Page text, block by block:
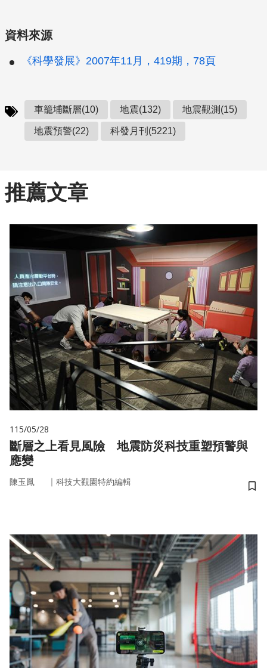
資料來源
《科學發展》2007年11月，419期，78頁
車籠埔斷層(10) 地震(132) 地震觀測(15)
地震預警(22) 科發月刊(5221)
推薦文章
115/05/28
斷層之上看見風險 地震防災科技重塑預警與
應變
陳玉鳳 ｜ 科技大觀園特約編輯
儲